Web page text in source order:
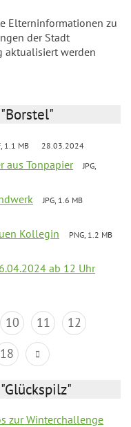
Elterninformationen zu
der Stadt
aktualisiert werden
1.1 MB 28.03.2024
aus Tonpapier
JPG,
JPG, 1.6 MB
Kollegin
PNG, 1.2 MB
ab 12 Uhr
10 11
12
18
zur Winterchallenge